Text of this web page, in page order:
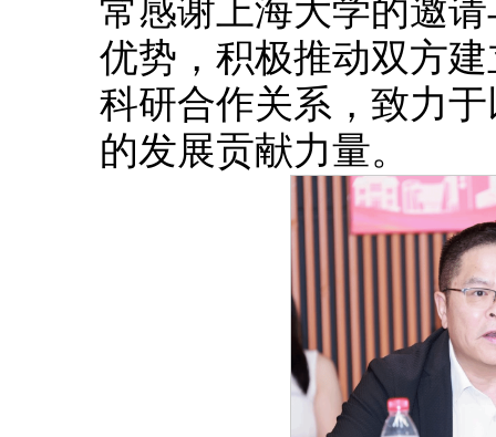
常感谢上海大学的邀
优势，积极推动双方
科研合作关系，致力
的发展贡献力量。